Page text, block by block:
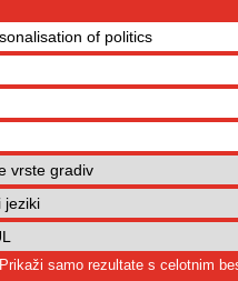
Prikaži samo rezultate s celotnim